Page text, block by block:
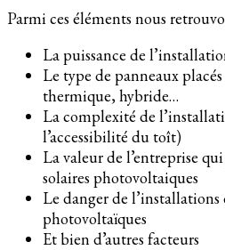
Parmi ces éléments nous
La puissance de
Le type de panneaux
thermique, hybride…
La complexité de
l’accessibilité du toît)
La valeur de l’entreprise
solaires photovoltaiques
Le danger de l’installations
photovoltaïques
Et bien d’autres facteurs